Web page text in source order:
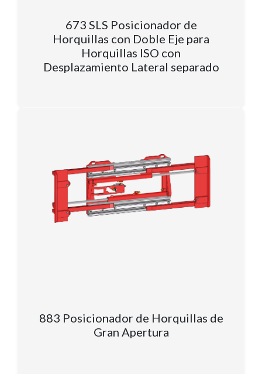
673 SLS Posicionador de
Horquillas con Doble Eje para
Horquillas ISO con
Desplazamiento Lateral separado
883 Posicionador de Horquillas de
Gran Apertura